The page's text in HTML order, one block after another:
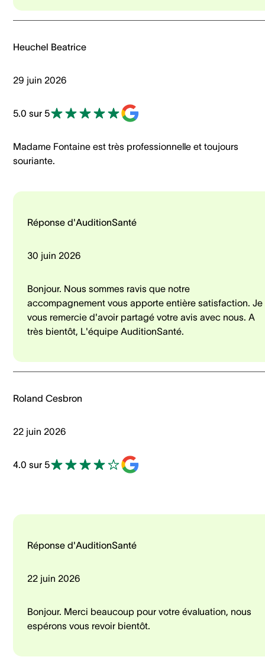
Heuchel Beatrice
29 juin 2026
5.0 sur 5
Madame Fontaine est très professionnelle et toujours
souriante.
Réponse d'AuditionSanté
30 juin 2026
Bonjour. Nous sommes ravis que notre
accompagnement vous apporte entière satisfaction. Je
vous remercie d'avoir partagé votre avis avec nous. A
très bientôt, L'équipe AuditionSanté.
Roland Cesbron
22 juin 2026
4.0 sur 5
Réponse d'AuditionSanté
22 juin 2026
Bonjour. Merci beaucoup pour votre évaluation, nous
espérons vous revoir bientôt.